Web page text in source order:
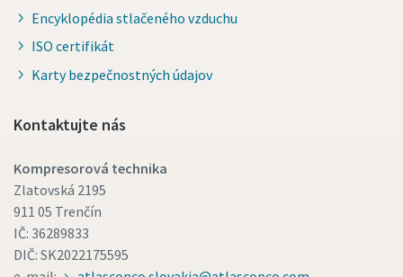
Encyklopédia stlačeného vzduchu
ISO certifikát
Karty bezpečnostných údajov
Kontaktujte nás
Kompresorová technika
Zlatovská 2195
911 05 Trenčín
IČ: 36289833
DIČ: SK2022175595